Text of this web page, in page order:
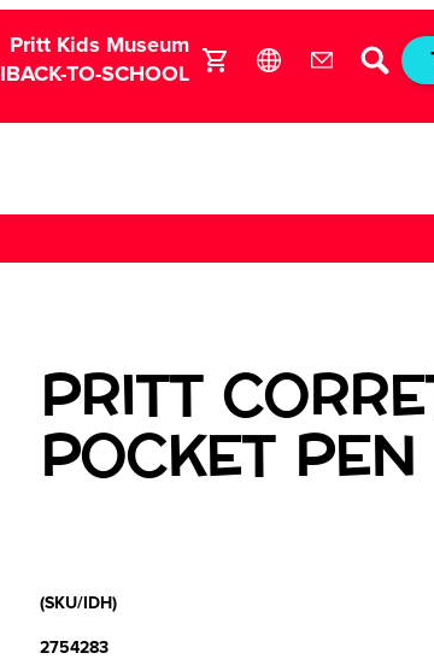
BACK-TO-SCHOOL
Pritt Kids Museum
PRITT
POCKET PEN
(SKU/IDH)
2754283